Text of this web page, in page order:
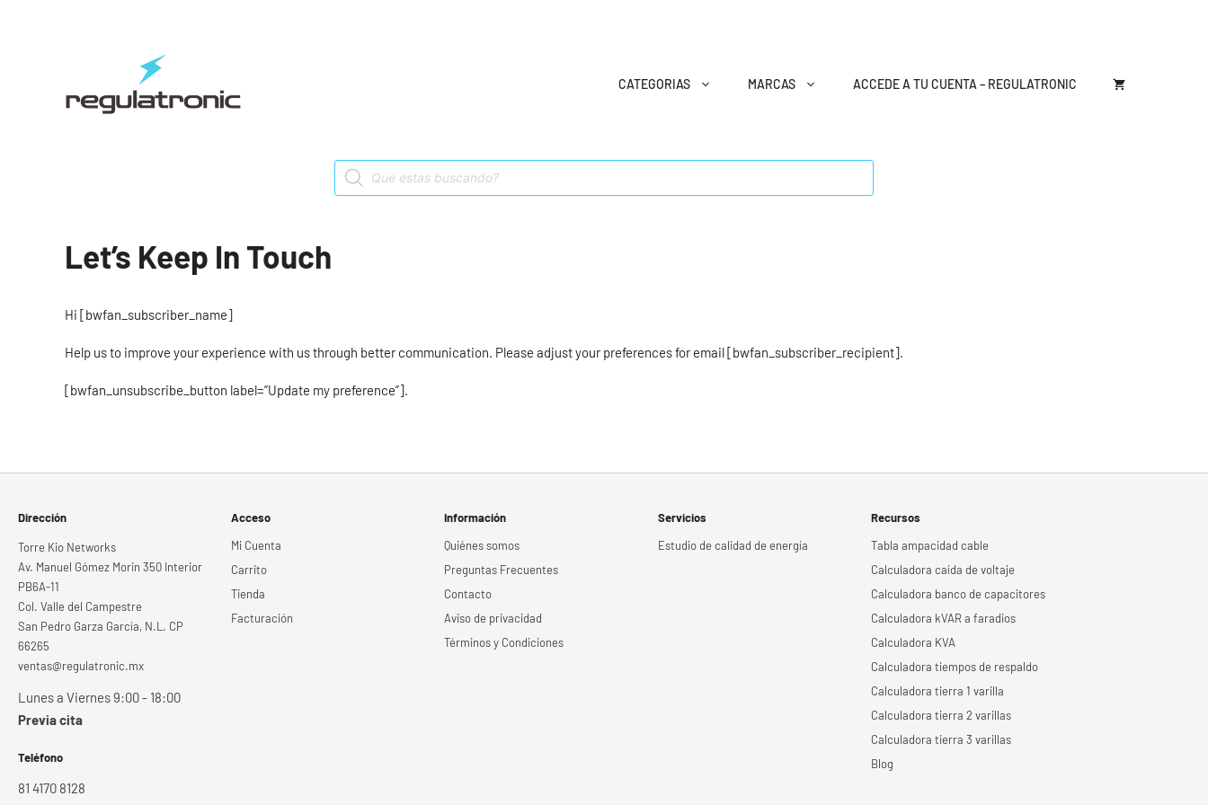
CATEGORIAS MARCAS ACCEDE A TU CUENTA – REGULATRONIC
Products
search
Let’s Keep In Touch
Hi [bwfan_subscriber_name]
Help us to improve your experience with us through better communication. Please adjust your preferences for email [bwfan_subscriber_recipient].
[bwfan_unsubscribe_button label=”Update my preference”].
Dirección
Torre Kio Networks
Av. Manuel Gómez Morin 350 Interior
PB6A-11
Col. Valle del Campestre
San Pedro Garza García, N.L. CP
66265
ventas@regulatronic.mx
Lunes a Viernes 9:00 - 18:00
Previa cita
Teléfono
81 4170 8128
Acceso
Mi Cuenta
Carrito
Tienda
Facturación
Información
Quiénes somos
Preguntas Frecuentes
Contacto
Aviso de privacidad
Términos y Condiciones
Servicios
Estudio de calidad de energía
Recursos
Tabla ampacidad cable
Calculadora caída de voltaje
Calculadora banco de capacitores
Calculadora kVAR a faradios
Calculadora KVA
Calculadora tiempos de respaldo
Calculadora tierra 1 varilla
Calculadora tierra 2 varillas
Calculadora tierra 3 varillas
Blog